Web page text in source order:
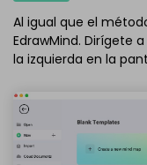
Al igual que el
EdrawMind. Dirígete a
la izquierda en la